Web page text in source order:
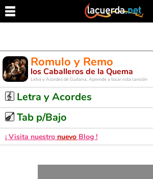
Romulo y Remo
los Caballeros de la Quema
Letra y Acordes de Guitarra. Aprende a tocar esta canción
Letra y Acordes
Tab p/Bajo
¡ Visita nuestro nuevo Blog !